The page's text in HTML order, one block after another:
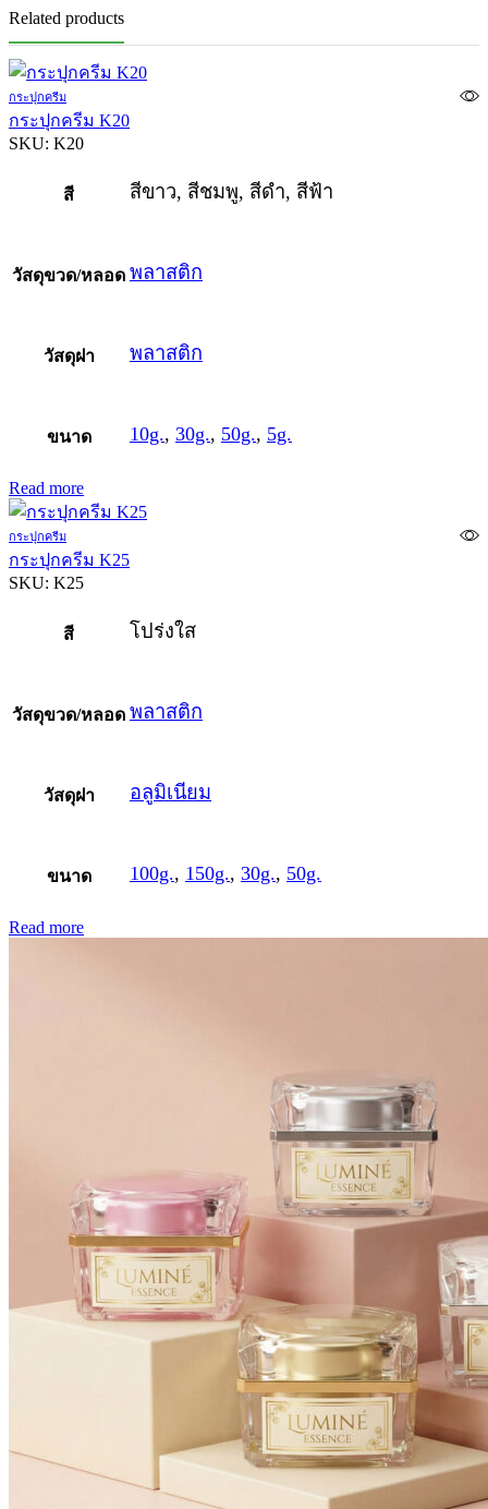
Related products
กระปุกครีม
กระปุกครีม K20
SKU: K20
สี สีขาว, สีชมพู, สีดำ, สีฟ้า
วัสดุขวด/หลอด พลาสติก
วัสดุฝา พลาสติก
ขนาด 10g., 30g., 50g., 5g.
Read more
กระปุกครีม
กระปุกครีม K25
SKU: K25
สี โปร่งใส
วัสดุขวด/หลอด พลาสติก
วัสดุฝา อลูมิเนียม
ขนาด 100g., 150g., 30g., 50g.
Read more